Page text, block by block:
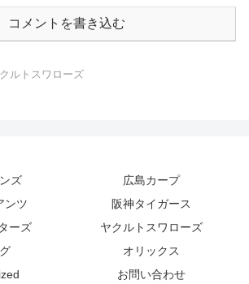
コメントを書き込む
ルトスワローズ
ズ
広島カープ
ンツ
阪神タイガース
ーズ
ヤクルトスワローズ
オリックス
お問い合わせ